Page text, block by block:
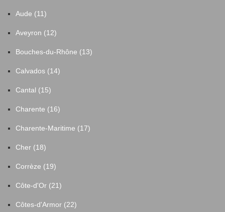
Aude (11)
Aveyron (12)
Bouches-du-Rhône (13)
Calvados (14)
Cantal (15)
Charente (16)
Charente-Maritime (17)
Cher (18)
Corrèze (19)
Côte-d'Or (21)
Côtes-d'Armor (22)